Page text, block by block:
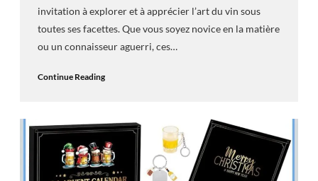
invitation à explorer et à apprécier l’art du vin sous
toutes ses facettes. Que vous soyez novice en la matière
ou un connaisseur aguerri, ces…
Continue Reading